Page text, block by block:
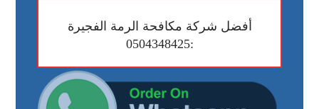
أفضل شركة مكافحة الرمة الفجيرة
:0504348425